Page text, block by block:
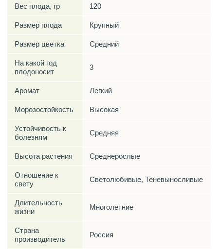
Вес плода, гр 120
Размер плода Крупный
Размер цветка Средний
На какой год
плодоносит
3
Аромат Легкий
Морозостойкость Высокая
Устойчивость к
болезням
Средняя
Высота растения Среднерослые
Отношение к
свету
Светолюбивые, Теневыносливые
Длительность
жизни
Многолетние
Страна
производитель
Россия